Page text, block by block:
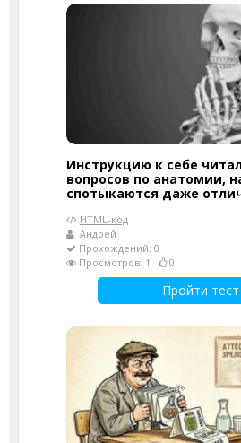
Инструкцию к себе
вопросов по анатомии,
спотыкаются даже
HTML-код
Андрей
Прохождений: 0
Просмотров: 1
0
Пройти тест